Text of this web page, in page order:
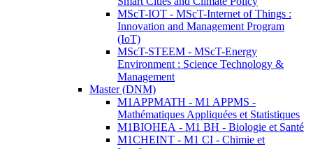
MScT-IOT - MScT-Internet of Things :
Innovation and Management Program
(IoT)
MScT-STEEM - MScT-Energy
Environment : Science Technology &
Management
Master (DNM)
M1APPMATH - M1 APPMS -
Mathématiques Appliquées et Statistiques
M1BIOHEA - M1 BH - Biologie et Santé
M1CHEINT - M1 CI - Chimie et